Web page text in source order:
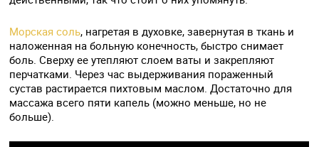
Морская соль, нагретая в духовке, завернутая в ткань и
наложенная на больную конечность, быстро снимает
боль. Сверху ее утепляют слоем ваты и закрепляют
перчатками. Через час выдерживания пораженный
сустав растирается пихтовым маслом. Достаточно для
массажа всего пяти капель (можно меньше, но не
больше).